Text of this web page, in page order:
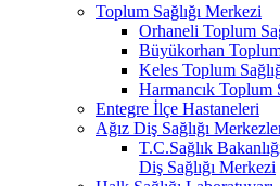
Toplum Sağlığı Merkezi
Orhaneli Toplum
Büyükorhan
Keles Toplum
Harmancık Toplum
Entegre İlçe Hastaneleri
Ağız Diş Sağlığı
T.C.Sağlık
Diş Sağlığı Merkezi